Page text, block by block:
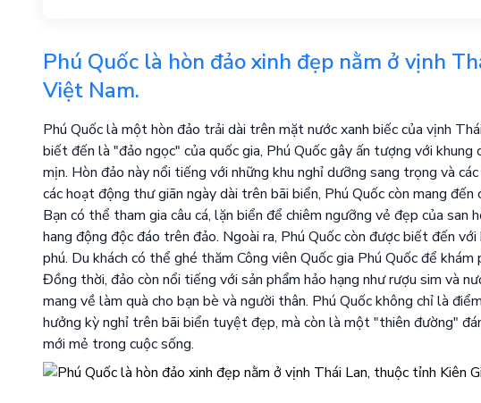
Phú Quốc là hòn đảo xinh đẹp nằm ở vịnh
Việt Nam.
Phú Quốc là một hòn đảo trải dài trên mặt nước xanh biếc của vịnh
biết đến là "đảo ngọc" của quốc gia, Phú Quốc gây ấn tượng với
mịn. Hòn đảo này nổi tiếng với những khu nghỉ dưỡng sang trọng và
các hoạt động thư giãn ngày dài trên bãi biển, Phú Quốc còn mang
Bạn có thể tham gia câu cá, lặn biển để chiêm ngưỡng vẻ đẹp của san
hang động độc đáo trên đảo. Ngoài ra, Phú Quốc còn được biết đến
phú. Du khách có thể ghé thăm Công viên Quốc gia Phú Quốc để
Đồng thời, đảo còn nổi tiếng với sản phẩm hảo hạng như rượu sim và
mang về làm quà cho bạn bè và người thân. Phú Quốc không chỉ là
hưởng kỳ nghỉ trên bãi biển tuyệt đẹp, mà còn là một "thiên đường"
mới mẻ trong cuộc sống.